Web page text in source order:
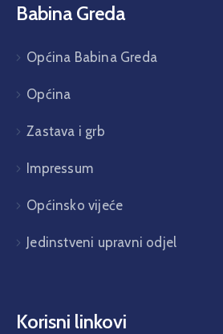
Babina Greda
Općina Babina Greda
Općina
Zastava i grb
Impressum
Općinsko vijeće
Jedinstveni upravni odjel
Korisni linkovi